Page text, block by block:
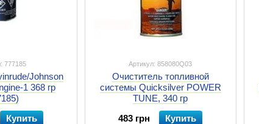
777185
Johnson
1 368 гр
Купить
Артикул: 858080Q03
Очиститель топливной
системы Quicksilver POWER
TUNE, 340 гр
483 грн
Купить